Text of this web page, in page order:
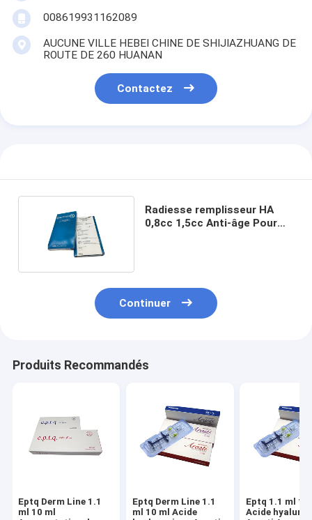
008619931162089
AUCUNE VILLE HEBEI CHINE DE SHIJIAZHUANG DE
ROUTE DE 260 HUANAN
Contactez
Radiesse remplisseur HA
0,8cc 1,5cc Anti-âge Pour
Continuer
Produits Recommandés
Eptq Derm Line 1.1
ml 10 ml
Eptq Derm Line 1.1
ml 10 ml Acide
Eptq 1.1 ml 10
Acide